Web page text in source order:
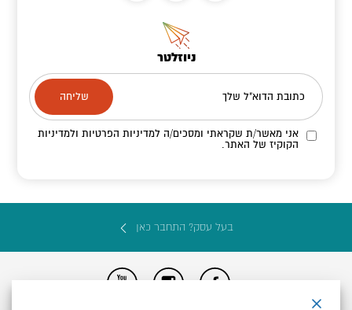
ניוזלטר
כתובת הדוא"ל שלך
אני מאשר/ת שקראתי ומסכים/הלמדיניות הפרטיות ולמדיניות
הקוקיז של האתר.
בעל עסק? התחבר כאן